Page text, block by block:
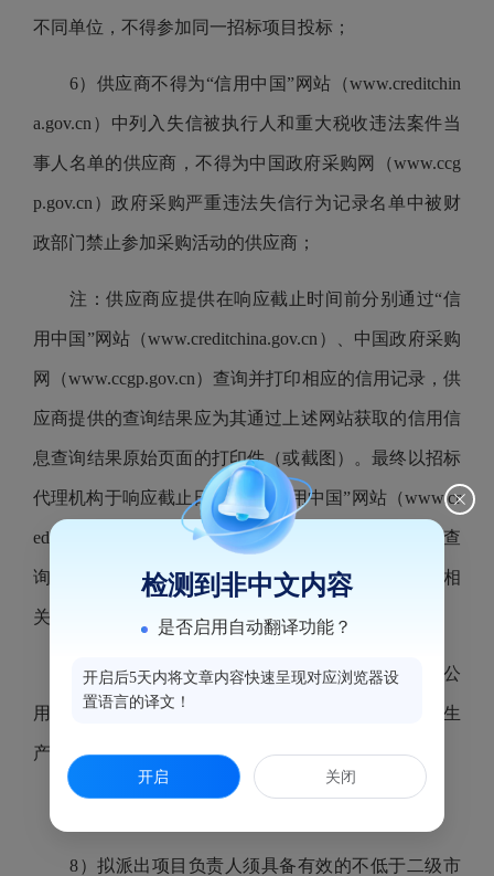
不同单位，不得参加同一招标项目投标；
6）供应商不得为“信用中国”网站（www.creditchin
a.gov.cn）中列入失信被执行人和重大税收违法案件当
事人名单的供应商，不得为中国政府采购网（www.ccg
p.gov.cn）政府采购严重违法失信行为记录名单中被财
政部门禁止参加采购活动的供应商；
注：供应商应提供在响应截止时间前分别通过“信
用中国”网站（www.creditchina.gov.cn）、中国政府采购
网（www.ccgp.gov.cn）查询并打印相应的信用记录，供
应商提供的查询结果应为其通过上述网站获取的信用信
息查询结果原始页面的打印件（或截图）。最终以招标
代理机构于响应截止日当天在“信用中国”网站（www.cr
editchina.gov.cn）及中国政府采购网(www.ccgp.gov.cn)查
询结果为准，如相关失信记录已失效，供应商需提供相
关证明资料。
7）供应商具备的建设行政主管部门核发的市政公
用工程施工总承包三级及以上资质及《施工企业安全生
产许可证》。
8）拟派出项目负责人须具备有效的不低于二级市
检测到非中文内容
是否启用自动翻译功能？
开启后5天内将文章内容快速呈现对应浏览器设
置语言的译文！
开启 关闭